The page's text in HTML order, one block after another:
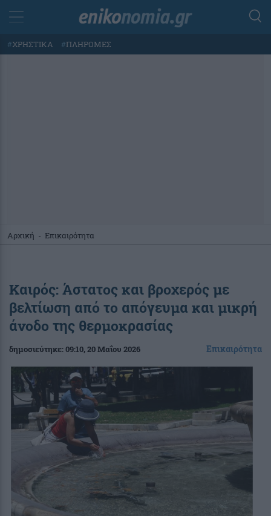
#ΧΡΗΣΤΙΚΑ #ΠΛΗΡΩΜΕΣ
Αρχική - Επικαιρότητα
Καιρός: Άστατος και βροχερός με
βελτίωση από το απόγευμα και μικρή
άνοδο της θερμοκρασίας
δημοσιεύτηκε:09:10, 20 Μαΐου 2026 Επικαιρότητα